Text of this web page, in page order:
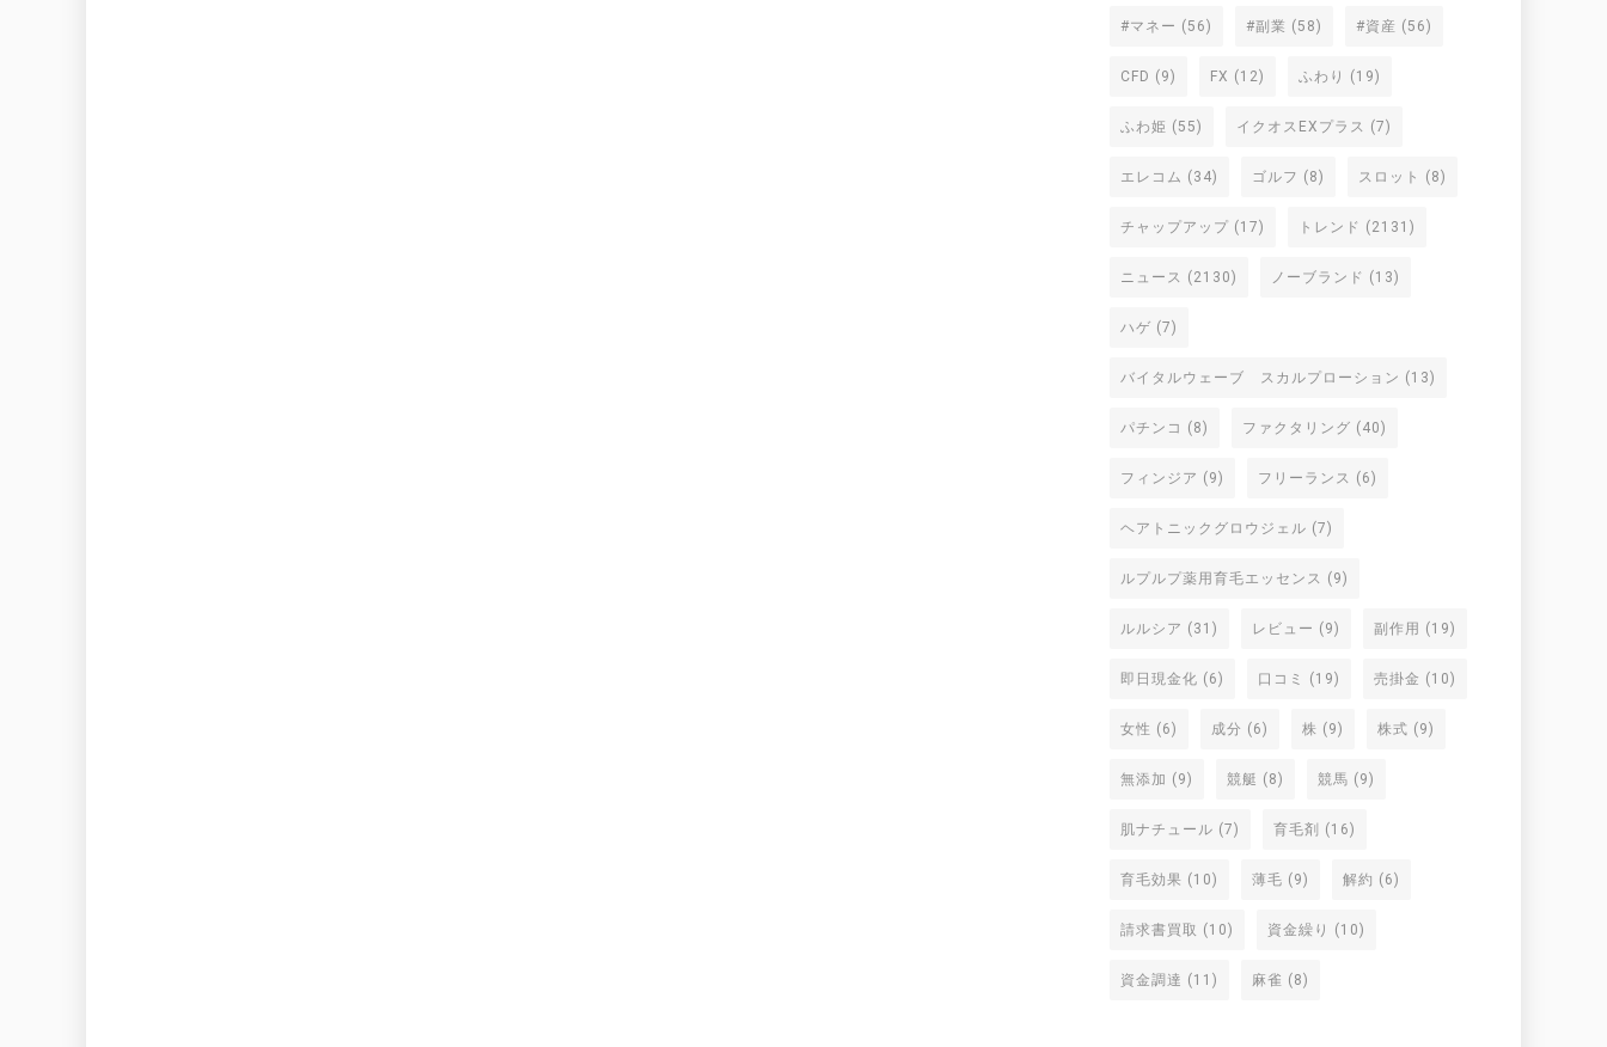
#マネー (56) #副業 (58) #資産 (56)
CFD (9) FX (12) ふわり (19)
ふわ姫 (55) イクオスEXプラス (7)
エレコム (34) ゴルフ (8) スロット (8)
チャップアップ (17) トレンド (2131)
ニュース (2130) ノーブランド (13)
ハゲ (7)
バイタルウェーブ スカルプローション (13)
パチンコ (8) ファクタリング (40)
フィンジア (9) フリーランス (6)
ヘアトニックグロウジェル (7)
ルプルプ薬用育毛エッセンス (9)
ルルシア (31) レビュー (9) 副作用 (19)
即日現金化 (6) 口コミ (19) 売掛金 (10)
女性 (6) 成分 (6) 株 (9) 株式 (9)
無添加 (9) 競艇 (8) 競馬 (9)
肌ナチュール (7) 育毛剤 (16)
育毛効果 (10) 薄毛 (9) 解約 (6)
請求書買取 (10) 資金繰り (10)
資金調達 (11) 麻雀 (8)